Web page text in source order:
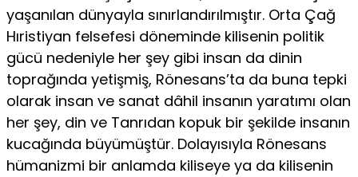
yaşanılan dünyayla sınırlandırılmıştır. Orta Çağ
Hıristiyan felse­fesi döneminde kilisenin politik
gücü nedeniyle her şey gibi insan da dinin
toprağın­da yetişmiş, Rönesans’ta da buna tepki
olarak insan ve sanat dâhil insanın yaratımı olan
her şey, din ve Tanrıdan kopuk bir şekilde insanın
kucağında büyümüştür. Dola­yısıyla Rönesans
hümanizmi bir anlamda kiliseye ya da kilisenin